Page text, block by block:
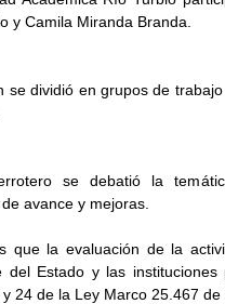
y Camila Miranda Branda.
se dividió en grupos de
se debatió la
avance y mejoras.
que la evaluación de la
del Estado y las
24 de la Ley Marco 25.467